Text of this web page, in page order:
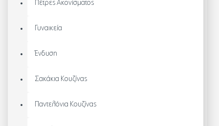
Πέτρες Ακονίσματος
Γυναικεία
Ένδυση
Σακάκια Κουζίνας
Παντελόνια Κουζίνας